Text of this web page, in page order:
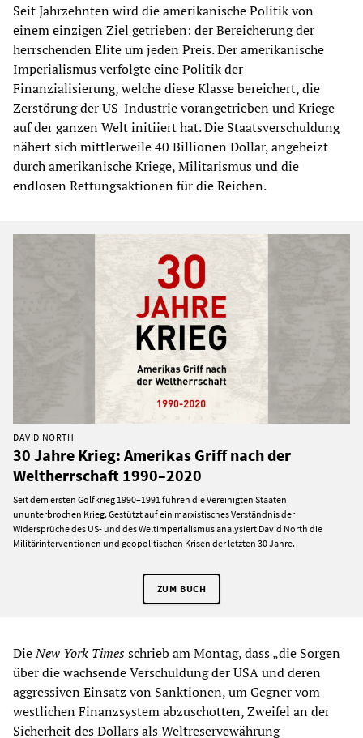
Seit Jahrzehnten wird die amerikanische Politik von
einem einzigen Ziel getrieben: der Bereicherung der
herrschenden Elite um jeden Preis. Der amerikanische
Imperialismus verfolgte eine Politik der
Finanzialisierung, welche diese Klasse bereichert, die
Zerstörung der US-Industrie vorangetrieben und Kriege
auf der ganzen Welt initiiert hat. Die Staatsverschuldung
nähert sich mittlerweile 40 Billionen Dollar, angeheizt
durch amerikanische Kriege, Militarismus und die
endlosen Rettungsaktionen für die Reichen.
DAVID NORTH
30 Jahre Krieg: Amerikas Griff nach der
Weltherrschaft 1990–2020
Seit dem ersten Golfkrieg 1990–1991 führen die Vereinigten Staaten
ununterbrochen Krieg. Gestützt auf ein marxistisches Verständnis der
Widersprüche des US- und des Weltimperialismus analysiert David North die
Militärinterventionen und geopolitischen Krisen der letzten 30 Jahre.
ZUM BUCH
DieNew York Timesschrieb am Montag, dass „die Sorgen
über die wachsende Verschuldung der USA und deren
aggressiven Einsatz von Sanktionen, um Gegner vom
westlichen Finanzsystem abzuschotten, Zweifel an der
Sicherheit des Dollars als Weltreservewährung